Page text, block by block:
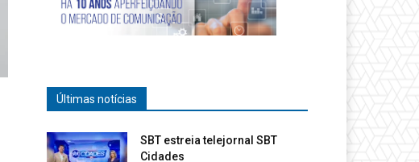
Últimas notícias
SBT estreia telejornal SBT
Cidades